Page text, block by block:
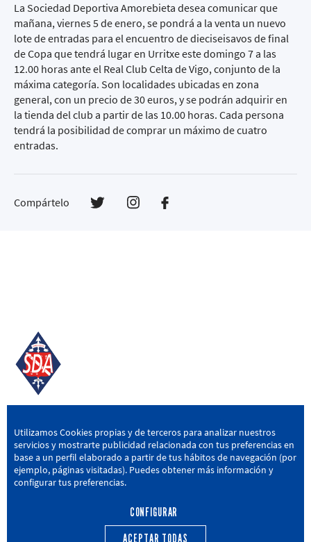
La Sociedad Deportiva Amorebieta desea comunicar que
mañana, viernes 5 de enero, se pondrá a la venta un nuevo
lote de entradas para el encuentro de dieciseisavos de final
de Copa que tendrá lugar en Urritxe este domingo 7 a las
12.00 horas ante el Real Club Celta de Vigo, conjunto de la
máxima categoría. Son localidades ubicadas en zona
general, con un precio de 30 euros, y se podrán adquirir en
la tienda del club a partir de las 10.00 horas. Cada persona
tendrá la posibilidad de comprar un máximo de cuatro
entradas.
Compártelo
SD AMOREBIETA
San Miguel Kalea, 16, 48340 Amorebieta, Bizkaia
946 604 751 | sda@sdamorebieta.eus
Utilizamos Cookies propias y de terceros para analizar nuestros
servicios y mostrarte publicidad relacionada con tus preferencias en
base a un perfil elaborado a partir de tus hábitos de navegación (por
ejemplo, páginas visitadas). Puedes obtener más información y
configurar tus preferencias.
CONFIGURAR